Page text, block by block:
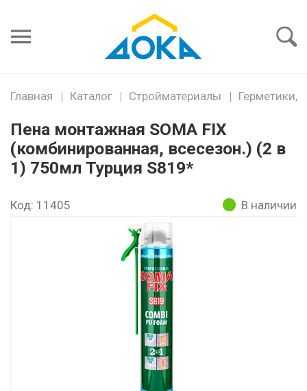
пароль
Главная Каталог Стройматериалы Герметики,
Пена монтажная SOMA FIX
(комбинированная, всесезон.) (2 в
1) 750мл Турция S819*
Код: 11405 В наличии